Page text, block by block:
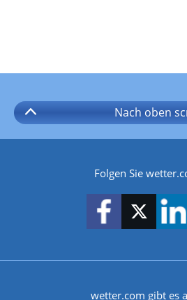
Nach oben
Folgen Sie
wetter.com gibt es